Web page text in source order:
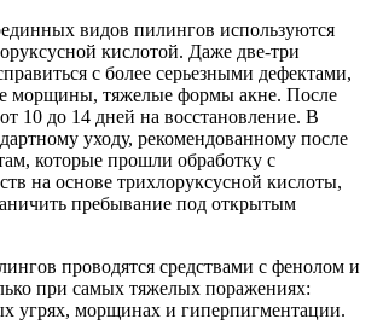
видов пилингов используются
кислотой. Даже две-три
с более серьезными дефектами,
морщины, тяжелые формы акне. После
10 до 14 дней на восстановление. В
уходу, рекомендованному после
которые прошли обработку с
на основе трихлоруксусной кислоты,
пребывание под открытым
проводятся средствами с фенолом и
при самых тяжелых поражениях:
угрях, морщинах и гиперпигментации.